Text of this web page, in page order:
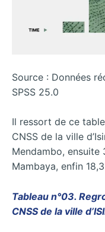
Source : Données
SPSS 25.0
Il ressort de ce
CNSS de la ville
Mendambo, ensuite
Mambaya, enfin
Tableau n°03.
CNSS de la ville